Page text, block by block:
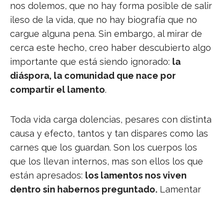
nos dolemos, que no hay forma posible de salir
ileso de la vida, que no hay biografía que no
cargue alguna pena. Sin embargo, al mirar de
cerca este hecho, creo haber descubierto algo
importante que está siendo ignorado: la
diáspora, la comunidad que nace por
compartir el lamento.
Toda vida carga dolencias, pesares con distinta
causa y efecto, tantos y tan dispares como las
carnes que los guardan. Son los cuerpos los
que los llevan internos, mas son ellos los que
están apresados: los lamentos nos viven
dentro sin habernos preguntado. Lamentar